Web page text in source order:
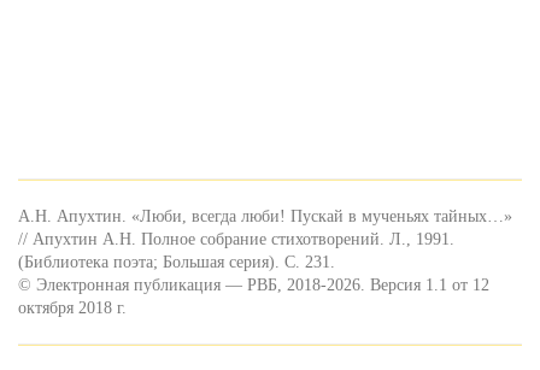
А.Н. Апухтин. «Люби, всегда люби! Пускай в мученьях тайных…»
// Апухтин А.Н. Полное собрание стихотворений. Л., 1991.
(Библиотека поэта; Большая серия). С. 231.
© Электронная публикация — РВБ, 2018-2026. Версия 1.1 от 12
октября 2018 г.